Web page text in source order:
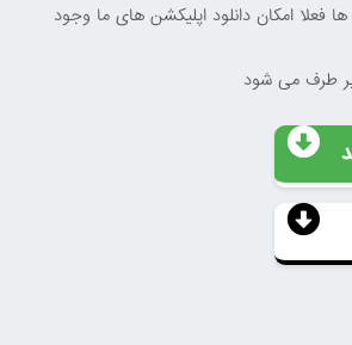
فعلا امکان دانلود اپلیکشن های ما وجود
طرف می شود